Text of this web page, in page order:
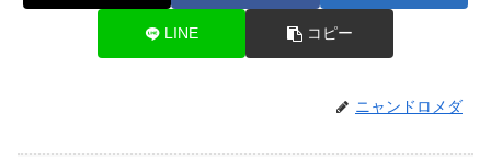
LINE コピー
ニャンドロメダ